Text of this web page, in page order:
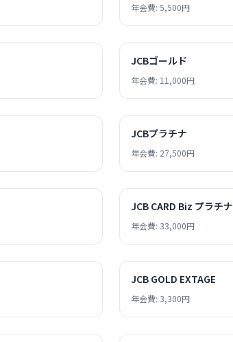
年会費: 5,500円
JCBゴールド
年会費: 11,000円
JCBプラチナ
年会費: 27,500円
JCB CARD Biz プラチナ
年会費: 33,000円
JCB GOLD EXTAGE
年会費: 3,300円